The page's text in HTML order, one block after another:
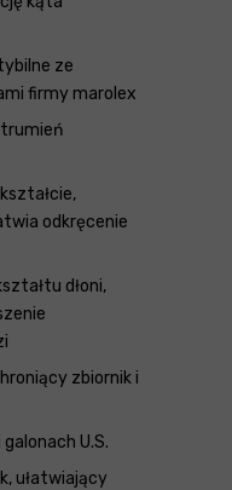
ze
firmy marolex
odkręcenie
dłoni,
zbiornik i
U.S.
ułatwiający